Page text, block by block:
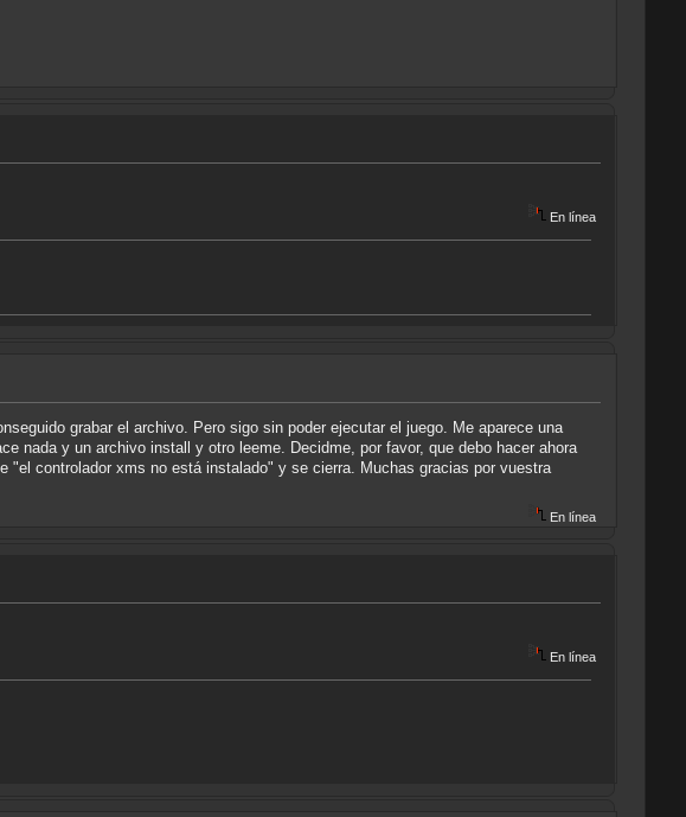
En línea
grabar el archivo. Pero sigo sin poder ejecutar el juego. Me aparece una
nada y un archivo install y otro leeme. Decidme, por favor, que debo hacer ahora
"el controlador xms no está instalado" y se cierra. Muchas gracias por vuestra
En línea
En línea